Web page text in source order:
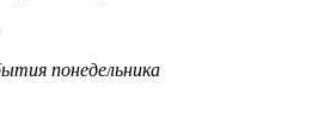
понедельника